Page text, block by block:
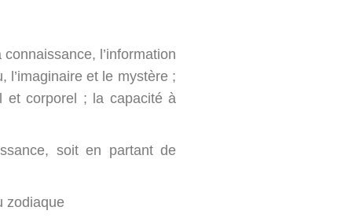
l’information
l’imaginaire et le mystère ;
et corporel ; la capacité à
soit en partant de
zodiaque